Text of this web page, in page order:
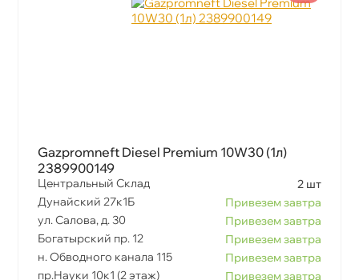
Gazpromneft Diesel Premium 10W30 (1л)
2389900149
Центральный Склад
2 шт
Дунайский 27к1Б
Привезем завтра
ул. Салова, д. 30
Привезем завтра
Богатырский пр. 12
Привезем завтра
н. Обводного канала 115
Привезем завтра
пр.Науки 10к1 (2 этаж)
Привезем завтра